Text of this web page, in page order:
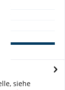
siehe